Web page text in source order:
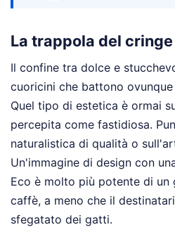
La trappola del cringe
Il confine tra dolce e
cuoricini che battono
Quel tipo di estetica è ormai
percepita come fastidiosa.
naturalistica di qualità o
Un'immagine di design con
Eco è molto più potente di
caffè, a meno che il
sfegatato dei gatti.